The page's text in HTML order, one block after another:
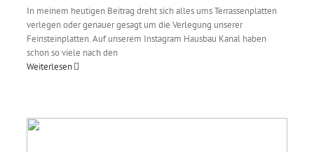
In meinem heutigen Beitrag dreht sich alles ums Terrassenplatten
verlegen oder genauer gesagt um die Verlegung unserer
Feinsteinplatten. Auf unserem Instagram Hausbau Kanal haben
schon so viele nach den
Weiterlesen